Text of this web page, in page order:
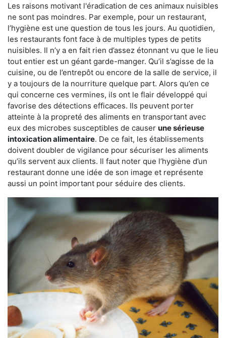
Les raisons motivant l'éradication de ces animaux nuisibles
ne sont pas moindres. Par exemple, pour un restaurant,
l’hygiène est une question de tous les jours. Au quotidien,
les restaurants font face à de multiples types de petits
nuisibles. Il n’y a en fait rien d’assez étonnant vu que le lieu
tout entier est un géant garde-manger. Qu’il s’agisse de la
cuisine, ou de l’entrepôt ou encore de la salle de service, il
y a toujours de la nourriture quelque part. Alors qu’en ce
qui concerne ces vermines, ils ont le flair développé qui
favorise des détections efficaces. Ils peuvent porter
atteinte à la propreté des aliments en transportant avec
eux des microbes susceptibles de causer une sérieuse
intoxication alimentaire. De ce fait, les établissements
doivent doubler de vigilance pour sécuriser les aliments
qu’ils servent aux clients. Il faut noter que l’hygiène d’un
restaurant donne une idée de son image et représente
aussi un point important pour séduire des clients.